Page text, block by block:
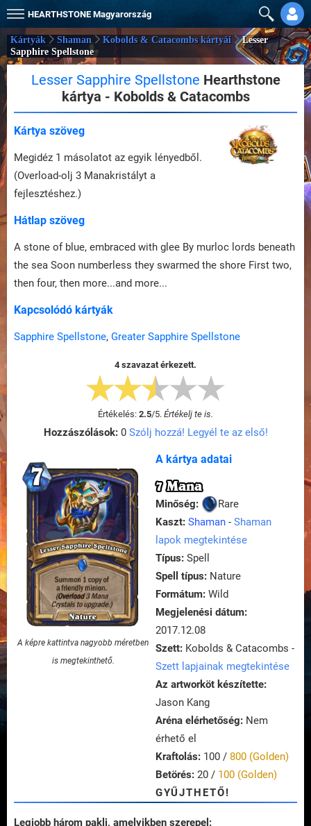
HEARTHSTONE Magyarország
Kártyák Shaman Kobolds & Catacombs kártyái
Lesser
Sapphire Spellstone
Lesser Sapphire Spellstone Hearthstone
kártya - Kobolds & Catacombs
Kártya szöveg
Megidéz 1 másolatot az egyik lényedből.
(Overload-olj 3 Manakristályt a
fejlesztéshez.)
Hátlap szöveg
A stone of blue, embraced with glee By murloc lords beneath
the sea Soon numberless they swarmed the shore First two,
then four, then more...and more...
Kapcsolódó kártyák
Sapphire Spellstone, Greater Sapphire Spellstone
4 szavazat érkezett.
Értékelés: 2.5/5. Értékelj te is.
Hozzászólások:0 Szólj hozzá! Legyél te az első!
A képre kattintva nagyobb méretben
is megtekinthető.
A kártya adatai
7 Mana
Minőség:
Rare
Kaszt: Shaman - Shaman
lapok megtekintése
Típus: Spell
Spell típus: Nature
Formátum: Wild
Megjelenési dátum:
2017.12.08
Szett: Kobolds & Catacombs -
Szett lapjainak megtekintése
Az artworköt készítette:
Jason Kang
Aréna elérhetőség: Nem
érhető el
Kraftolás: 100 / 800 (Golden)
Betörés: 20 / 100 (Golden)
GYŰJTHETŐ!
Legjobb három pakli, amelyikben szerepel: